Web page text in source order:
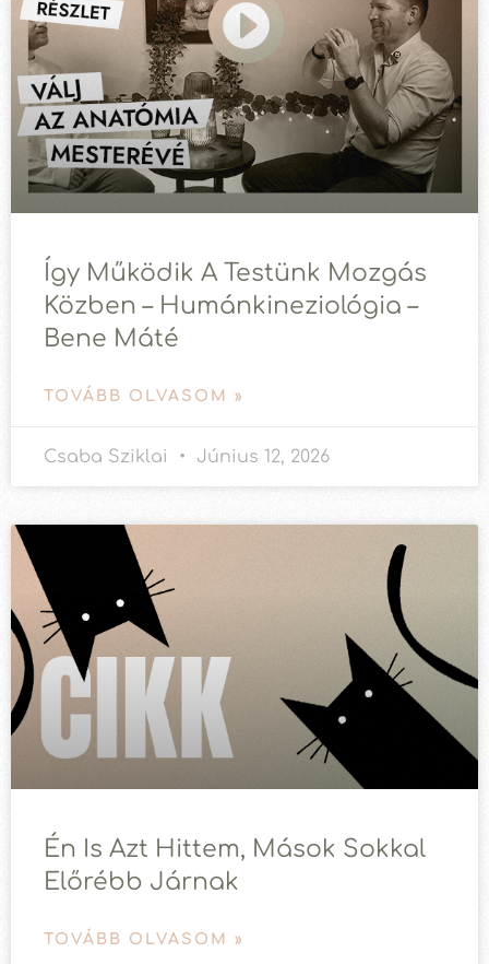
Így Működik A Testünk Mozgás
Közben – Humánkineziológia –
Bene Máté
TOVÁBB OLVASOM »
Csaba Sziklai Június 12, 2026
Én Is Azt Hittem, Mások Sokkal
Előrébb Járnak
TOVÁBB OLVASOM »